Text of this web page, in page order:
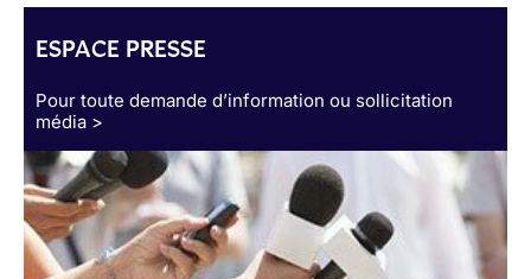
ESPACE PRESSE
Pour toute demande d’information ou sollicitation
média >